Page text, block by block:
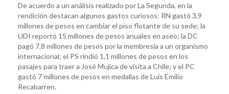
De acuerdo a un análisis realizado por La Segunda, en la
rendición destacan algunos gastos curiosos: RN gastó 3,9
millones de pesos en cambiar el piso flotante de su sede; la
UDI reportó 15 millones de pesos anuales en aseo; la DC
pagó 7,8 millones de pesos por la membresía a un organismo
internacional; el PS rindió 1,1 millones de pesos en los
pasajes para traer a José Mujica de visita a Chile; y el PC
gastó 7 millones de pesos en medallas de Luis Emilio
Recabarren.